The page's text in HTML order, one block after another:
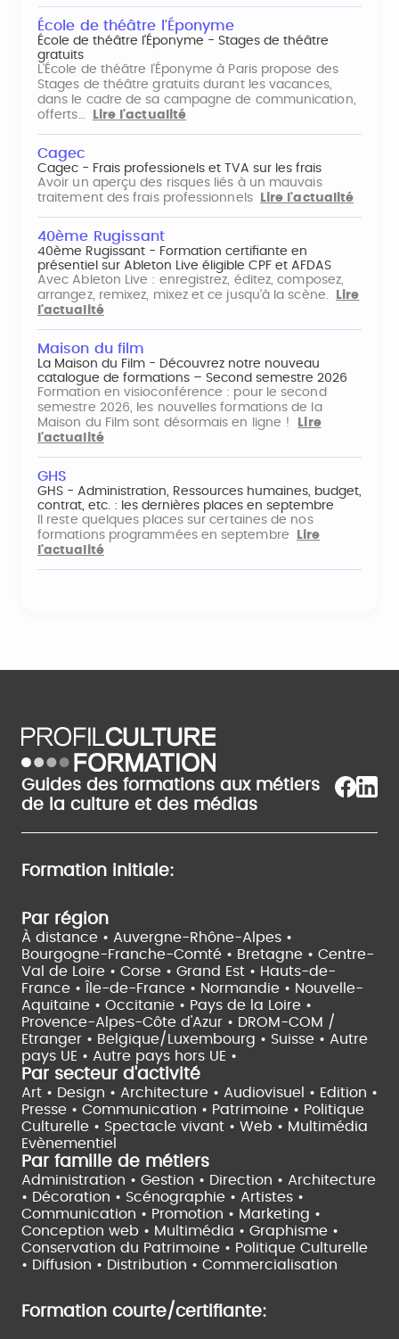
École de théâtre l'Éponyme
École de théâtre l'Éponyme - Stages de théâtre
gratuits
L'École de théâtre l'Éponyme à Paris propose des
Stages de théâtre gratuits durant les vacances,
dans le cadre de sa campagne de communication,
offerts…
Lire l'actualité
Cagec
Cagec - Frais professionels et TVA sur les frais
Avoir un aperçu des risques liés à un mauvais
traitement des frais professionnels
Lire l'actualité
40ème Rugissant
40ème Rugissant - Formation certifiante en
présentiel sur Ableton Live éligible CPF et AFDAS
Avec Ableton Live : enregistrez, éditez, composez,
arrangez, remixez, mixez et ce jusqu'à la scène.
Lire
l'actualité
Maison du film
La Maison du Film - Découvrez notre nouveau
catalogue de formations – Second semestre 2026
Formation en visioconférence : pour le second
semestre 2026, les nouvelles formations de la
Maison du Film sont désormais en ligne !
Lire
l'actualité
GHS
GHS - Administration, Ressources humaines, budget,
contrat, etc. : les dernières places en septembre
Il reste quelques places sur certaines de nos
formations programmées en septembre
Lire
l'actualité
Guides des formations aux métiers
de la culture et des médias
Formation initiale:
Par région
À distance • Auvergne-Rhône-Alpes •
Bourgogne-Franche-Comté • Bretagne • Centre-
Val de Loire • Corse • Grand Est • Hauts-de-
France •
Île-de-France • Normandie • Nouvelle-
Aquitaine • Occitanie • Pays de la Loire •
Provence-Alpes-Côte d'Azur • DROM-COM /
Etranger • Belgique/Luxembourg • Suisse • Autre
pays UE • Autre pays hors UE •
Par secteur d'activité
Art • Design • Architecture • Audiovisuel • Edition •
Presse • Communication • Patrimoine • Politique
Culturelle • Spectacle vivant • Web • Multimédia
Evènementiel
Par famille de métiers
Administration • Gestion • Direction • Architecture
• Décoration • Scénographie • Artistes •
Communication • Promotion • Marketing •
Conception web • Multimédia • Graphisme •
Conservation du Patrimoine • Politique Culturelle
• Diffusion • Distribution • Commercialisation
Formation courte/certifiante: